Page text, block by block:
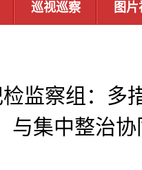
巡视巡察 图
监察组：多
与集中整治协